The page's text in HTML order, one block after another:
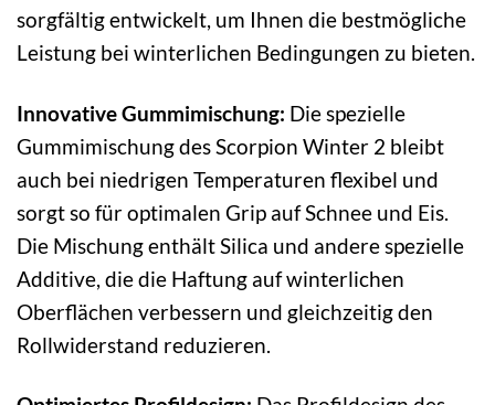
sorgfältig entwickelt, um Ihnen die bestmögliche
Leistung bei winterlichen Bedingungen zu bieten.
Innovative Gummimischung: Die spezielle
Gummimischung des Scorpion Winter 2 bleibt
auch bei niedrigen Temperaturen flexibel und
sorgt so für optimalen Grip auf Schnee und Eis.
Die Mischung enthält Silica und andere spezielle
Additive, die die Haftung auf winterlichen
Oberflächen verbessern und gleichzeitig den
Rollwiderstand reduzieren.